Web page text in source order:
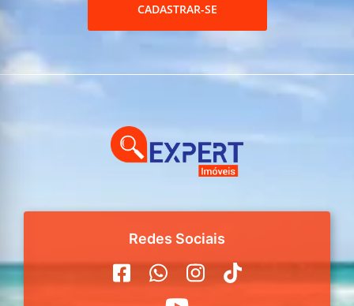
CADASTRAR-SE
Redes Sociais